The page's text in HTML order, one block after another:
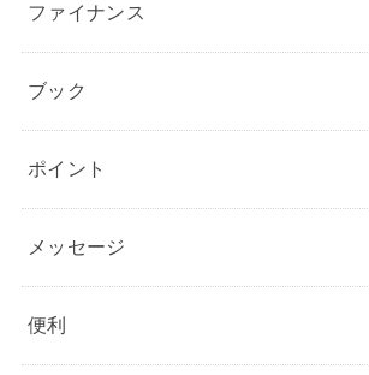
ファイナンス
ブック
ポイント
メッセージ
便利